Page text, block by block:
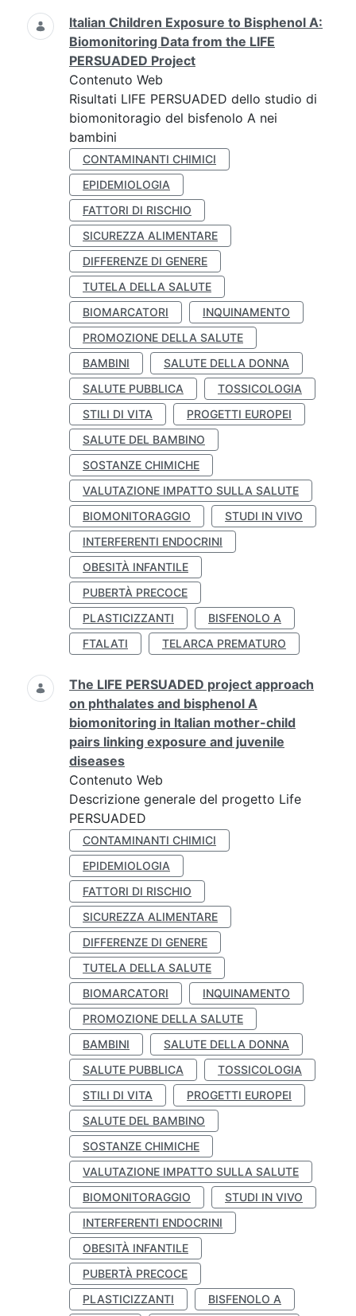
Ricerca
Italian Children Exposure to Bisphenol A:
Biomonitoring Data from the LIFE
PERSUADED Project
Contenuto Web
Risultati LIFE PERSUADED dello studio di
biomonitoragio del bisfenolo A nei
bambini
CONTAMINANTI CHIMICI
EPIDEMIOLOGIA
FATTORI DI RISCHIO
SICUREZZA ALIMENTARE
DIFFERENZE DI GENERE
TUTELA DELLA SALUTE
BIOMARCATORI
INQUINAMENTO
PROMOZIONE DELLA SALUTE
BAMBINI
SALUTE DELLA DONNA
SALUTE PUBBLICA
TOSSICOLOGIA
STILI DI VITA
PROGETTI EUROPEI
SALUTE DEL BAMBINO
SOSTANZE CHIMICHE
VALUTAZIONE IMPATTO SULLA SALUTE
BIOMONITORAGGIO
STUDI IN VIVO
INTERFERENTI ENDOCRINI
OBESITÀ INFANTILE
PUBERTÀ PRECOCE
PLASTICIZZANTI
BISFENOLO A
FTALATI
TELARCA PREMATURO
The LIFE PERSUADED project approach
on phthalates and bisphenol A
biomonitoring in Italian mother-child
pairs linking exposure and juvenile
diseases
Contenuto Web
Descrizione generale del progetto Life
PERSUADED
CONTAMINANTI CHIMICI
EPIDEMIOLOGIA
FATTORI DI RISCHIO
SICUREZZA ALIMENTARE
DIFFERENZE DI GENERE
TUTELA DELLA SALUTE
BIOMARCATORI
INQUINAMENTO
PROMOZIONE DELLA SALUTE
BAMBINI
SALUTE DELLA DONNA
SALUTE PUBBLICA
TOSSICOLOGIA
STILI DI VITA
PROGETTI EUROPEI
SALUTE DEL BAMBINO
SOSTANZE CHIMICHE
VALUTAZIONE IMPATTO SULLA SALUTE
BIOMONITORAGGIO
STUDI IN VIVO
INTERFERENTI ENDOCRINI
OBESITÀ INFANTILE
PUBERTÀ PRECOCE
PLASTICIZZANTI
BISFENOLO A